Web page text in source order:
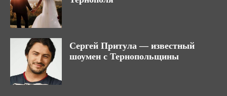
Сергей Притула — известный
шоумен с Тернопольщины